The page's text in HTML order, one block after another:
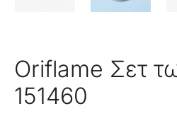
Oriflame Σετ
151460